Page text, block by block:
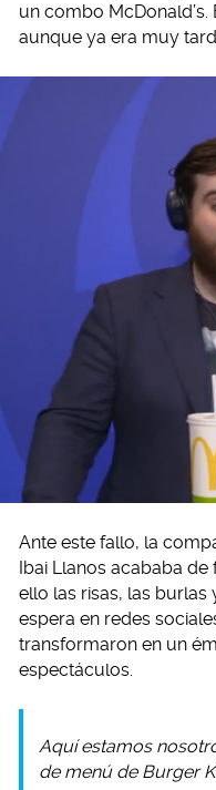
un combo McDonald’s.
aunque ya era muy
Ante este fallo, la
Ibai Llanos acababa
ello las risas, las burlas
espera en redes
transformaron en un
espectáculos.
Aquí estamos
de menú de Burger